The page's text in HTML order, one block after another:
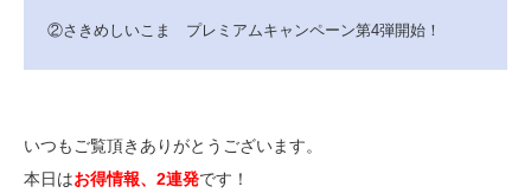
②さきめしいこま プレミアムキャンペーン第4弾開始！
いつもご覧頂きありがとうございます。
本日はお得情報、2連発です！